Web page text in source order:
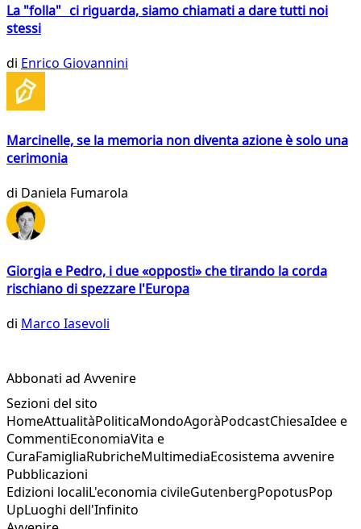
La "folla" ci riguarda, siamo chiamati a dare tutti noi
stessi
di Enrico Giovannini
Marcinelle, se la memoria non diventa azione è solo una
cerimonia
di Daniela Fumarola
Giorgia e Pedro, i due «opposti» che tirando la corda
rischiano di spezzare l'Europa
di Marco Iasevoli
Abbonati ad Avvenire
Sezioni del sito
HomeAttualitàPoliticaMondoAgoràPodcastChiesaIdee e
CommentiEconomiaVita e
CuraFamigliaRubricheMultimediaEcosistema avvenire
Pubblicazioni
Edizioni localiL'economia civileGutenbergPopotusPop
UpLuoghi dell'Infinito